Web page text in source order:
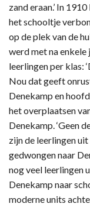
zand eraan.’ In
het schooltje
op de plek van de
werd met na enkele
leerlingen per klas:
Nou dat geeft
Denekamp en
het overplaatsen
Denekamp. ‘Geen
zijn de leerlingen
gedwongen naar
nog veel leerlingen
Denekamp naar
moderne units